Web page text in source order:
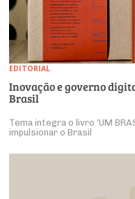
EDITORIAL
Inovação e governo
Brasil
Tema integra o livro ‘UM
impulsionar o Brasil